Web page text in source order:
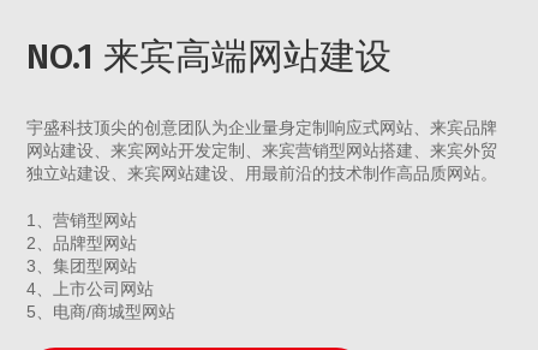
NO.1 来宾高端网站建设
宇盛科技顶尖的创意团队为企业量身定制响应式网站、来宾品牌
网站建设、来宾网站开发定制、来宾营销型网站搭建、来宾外贸
独立站建设、来宾网站建设、用最前沿的技术制作高品质网站。
1、营销型网站
2、品牌型网站
3、集团型网站
4、上市公司网站
5、电商/商城型网站